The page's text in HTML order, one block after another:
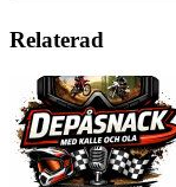
Relaterad